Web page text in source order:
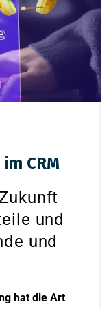
CRM
und
und
hat die Art